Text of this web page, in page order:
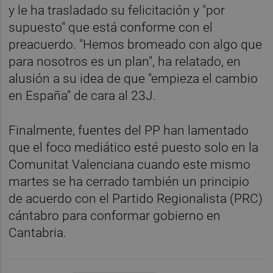
y le ha trasladado su felicitación y "por
supuesto" que está conforme con el
preacuerdo. "Hemos bromeado con algo que
para nosotros es un plan", ha relatado, en
alusión a su idea de que "empieza el cambio
en España" de cara al 23J.
Finalmente, fuentes del PP han lamentado
que el foco mediático esté puesto solo en la
Comunitat Valenciana cuando este mismo
martes se ha cerrado también un principio
de acuerdo con el Partido Regionalista (PRC)
cántabro para conformar gobierno en
Cantabria.